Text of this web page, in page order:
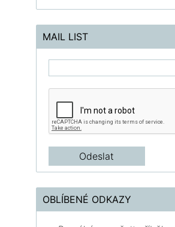
MAIL LIST
OBLÍBENÉ ODKAZY